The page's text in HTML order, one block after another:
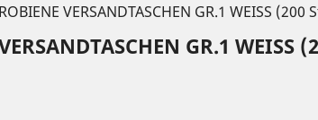
VERSANDTASCHEN GR.1 WEISS (200
GR.1 WEISS